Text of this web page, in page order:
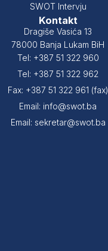
SWOT Intervju
Kontakt
Dragiše Vasića 13
78000 Banja Lukam BiH
Tel: +387 51 322 960
Tel: +387 51 322 962
Fax: +387 51 322 961 (fax)
Email: info@swot.ba
Email: sekretar@swot.ba